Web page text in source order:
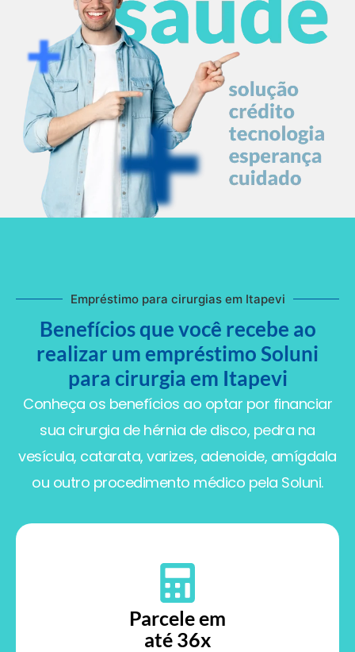
Empréstimo para cirurgias em Itapevi
Benefícios que você recebe ao
realizar um empréstimo Soluni
para cirurgia em Itapevi
Conheça os benefícios ao optar por financiar
sua cirurgia de hérnia de disco, pedra na
vesícula, catarata, varizes, adenoide, amígdala
ou outro procedimento médico pela Soluni.
Parcele em
até 36x